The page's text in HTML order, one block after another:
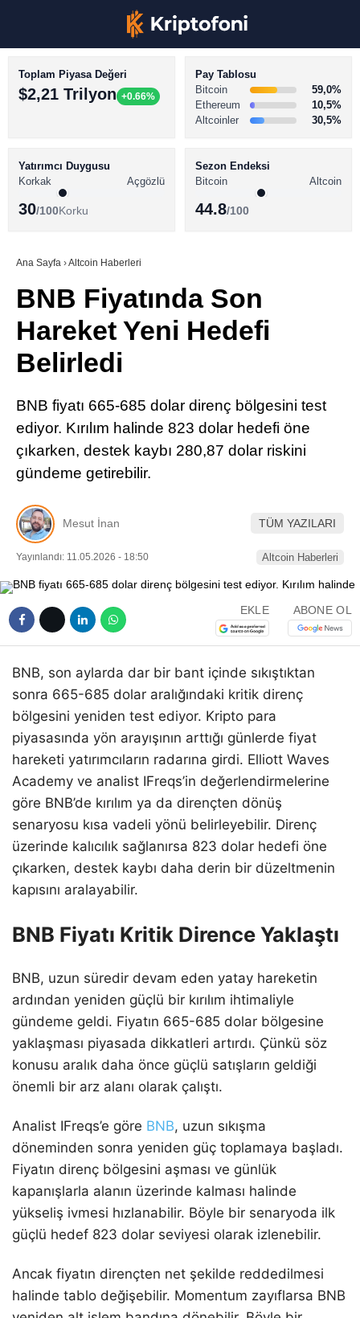
Youtube
TikTok
LinkedIn
BİTCOİN HABERLERİ
ALTCOİN HABERLERİ
SÖZLÜK
Toplam Piyasa Değeri
$2,21 Trilyon +0.66%
Pay Tablosu
Bitcoin
59,0%
Ethereum
10,5%
Altcoinler
30,5%
Yatırımcı Duygusu
Korkak
Açgözlü
30/100Korku
Sezon Endeksi
Bitcoin
Altcoin
44.8/100
Ana Sayfa ›Altcoin Haberleri
BNB Fiyatında Son
Hareket Yeni Hedefi
Belirledi
BNB fiyatı 665-685 dolar direnç bölgesini test
ediyor. Kırılım halinde 823 dolar hedefi öne
çıkarken, destek kaybı 280,87 dolar riskini
gündeme getirebilir.
Mesut İnan TÜM YAZILARI
Yayınlandı: 11.05.2026 - 18:50 Altcoin Haberleri
EKLE ABONE OL
BNB, son aylarda dar bir bant içinde sıkıştıktan
sonra 665-685 dolar aralığındaki kritik direnç
bölgesini yeniden test ediyor. Kripto para
piyasasında yön arayışının arttığı günlerde fiyat
hareketi yatırımcıların radarına girdi. Elliott Waves
Academy ve analist IFreqs’in değerlendirmelerine
göre BNB’de kırılım ya da dirençten dönüş
senaryosu kısa vadeli yönü belirleyebilir. Direnç
üzerinde kalıcılık sağlanırsa 823 dolar hedefi öne
çıkarken, destek kaybı daha derin bir düzeltmenin
kapısını aralayabilir.
BNB Fiyatı Kritik Dirence Yaklaştı
BNB, uzun süredir devam eden yatay hareketin
ardından yeniden güçlü bir kırılım ihtimaliyle
gündeme geldi. Fiyatın 665-685 dolar bölgesine
yaklaşması piyasada dikkatleri artırdı. Çünkü söz
konusu aralık daha önce güçlü satışların geldiği
önemli bir arz alanı olarak çalıştı.
Analist IFreqs’e göre BNB, uzun sıkışma
döneminden sonra yeniden güç toplamaya başladı.
Fiyatın direnç bölgesini aşması ve günlük
kapanışlarla alanın üzerinde kalması halinde
yükseliş ivmesi hızlanabilir. Böyle bir senaryoda ilk
güçlü hedef 823 dolar seviyesi olarak izlenebilir.
Ancak fiyatın dirençten net şekilde reddedilmesi
halinde tablo değişebilir. Momentum zayıflarsa BNB